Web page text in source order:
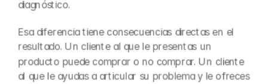
diagnóstico.
Esa diferencia tiene consecuencias directas en el
resultado. Un cliente al que le presentas un
producto puede comprar o no comprar. Un cliente
al que le ayudas a articular su problema y le ofreces